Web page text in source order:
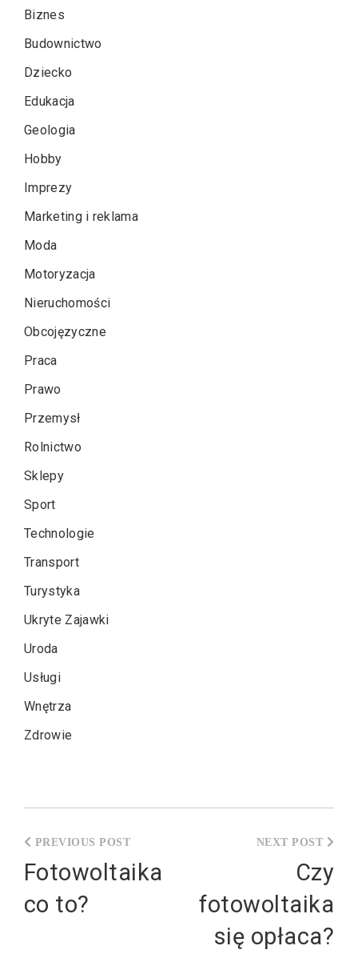
Biznes
Budownictwo
Dziecko
Edukacja
Geologia
Hobby
Imprezy
Marketing i reklama
Moda
Motoryzacja
Nieruchomości
Obcojęzyczne
Praca
Prawo
Przemysł
Rolnictwo
Sklepy
Sport
Technologie
Transport
Turystyka
Ukryte Zajawki
Uroda
Usługi
Wnętrza
Zdrowie
wpisu
Fotowoltaika
co to?
Czy
fotowoltaika
się opłaca?